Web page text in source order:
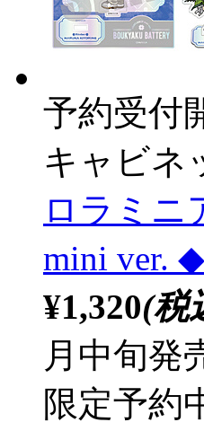
予約受付
キャビネ
ロラミ
mini ver.
¥1,320(税
月中旬発
限定予約